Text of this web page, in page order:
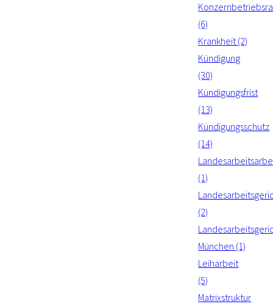
(6)
Krankheit (2)
Kündigung
(30)
Kündigungsfrist
(13)
Kündigungsschutz
(14)
(1)
(2)
München (1)
Leiharbeit
(5)
Matrixstruktur